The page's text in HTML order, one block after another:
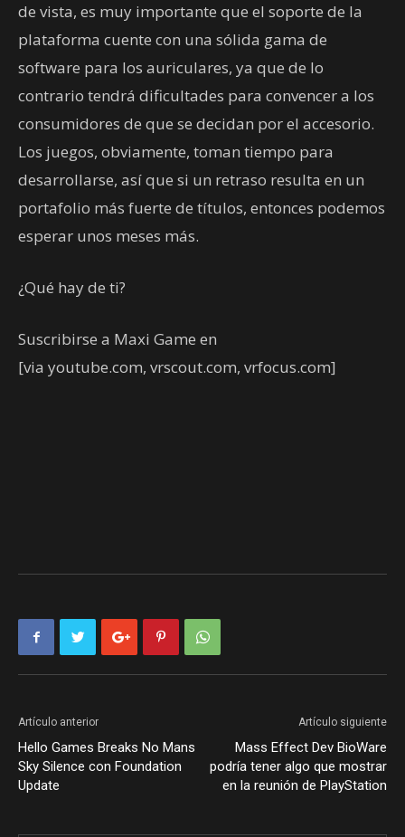
de vista, es muy importante que el soporte de la
plataforma cuente con una sólida gama de
software para los auriculares, ya que de lo
contrario tendrá dificultades para convencer a los
consumidores de que se decidan por el accesorio.
Los juegos, obviamente, toman tiempo para
desarrollarse, así que si un retraso resulta en un
portafolio más fuerte de títulos, entonces podemos
esperar unos meses más.
¿Qué hay de ti?
Suscribirse a Maxi Game en
[via youtube.com, vrscout.com, vrfocus.com]
Artículo anterior
Hello Games Breaks No Mans
Sky Silence con Foundation
Update
Artículo siguiente
Mass Effect Dev BioWare
podría tener algo que mostrar
en la reunión de PlayStation